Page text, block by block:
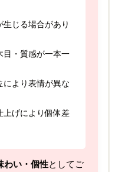
じる場合があり
目・質感が一本一
により表情が異な
上げにより個体差
わい・個性としてご